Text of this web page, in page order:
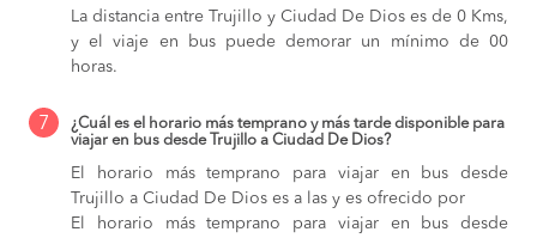
La distancia entre Trujillo y Ciudad De Dios es de 0 Kms,
y el viaje en bus puede demorar un mínimo de 00
horas.
7
¿Cuál es el horario más temprano y más tarde disponible para
viajar en bus desde Trujillo a Ciudad De Dios?
El horario más temprano para viajar en bus desde
Trujillo a Ciudad De Dios es a las y es ofrecido por
El horario más temprano para viajar en bus desde